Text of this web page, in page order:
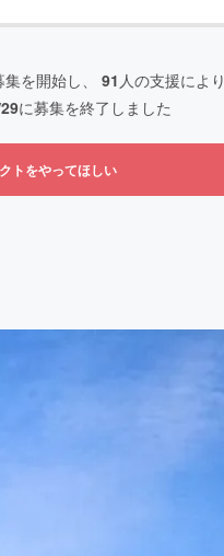
集を開始し、 91 人の支援により
に募集を終了しました
トをやってほしい